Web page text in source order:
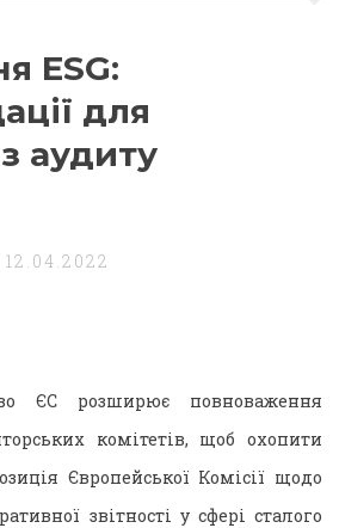
ESG:
для
аудиту
12.04.2022
ЄС розширює повноваження
комітетів, щоб охопити
Європейської Комісії щодо
звітності у сфері сталого